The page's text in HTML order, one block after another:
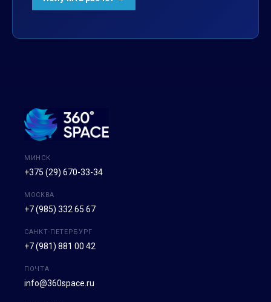
МИНСК
+375 (29) 670-33-34
МОСКВА
+7 (985) 332 65 67
САНКТ-ПЕТЕРБУРГ
+7 (981) 881 00 42
ПОЧТА
info@360space.ru